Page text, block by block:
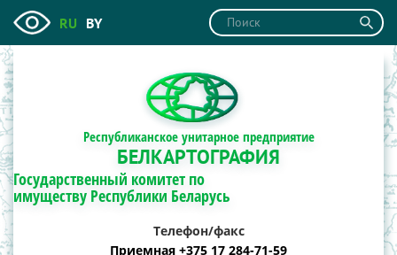
RU BY
Республиканское унитарное предприятие
БЕЛКАРТОГРАФИЯ
Государственный комитет по
имуществу Республики Беларусь
Телефон/факс
Приемная +375 17 284-71-59